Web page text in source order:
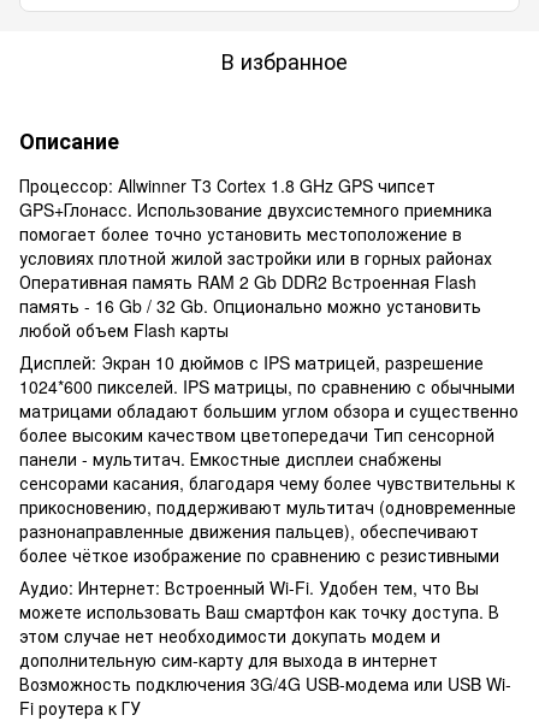
В избранное
Описание
Процессор: Allwinner T3 Сortex 1.8 GHz GPS чипсет
GPS+Глонасс. Использование двухсистемного приемника
помогает более точно установить местоположение в
условиях плотной жилой застройки или в горных районах
Оперативная память RAM 2 Gb DDR2 Встроенная Flash
память - 16 Gb / 32 Gb. Опционально можно установить
любой объем Flash карты
Дисплей: Экран 10 дюймов с IPS матрицей, разрешение
1024*600 пикселей. IPS матрицы, по сравнению с обычными
матрицами обладают большим углом обзора и существенно
более высоким качеством цветопередачи Тип сенсорной
панели - мультитач. Емкостные дисплеи снабжены
сенсорами касания, благодаря чему более чувствительны к
прикосновению, поддерживают мультитач (одновременные
разнонаправленные движения пальцев), обеспечивают
более чёткое изображение по сравнению с резистивными
Аудио: Интернет: Встроенный Wi-Fi. Удобен тем, что Вы
можете использовать Ваш смартфон как точку доступа. В
этом случае нет необходимости докупать модем и
дополнительную сим-карту для выхода в интернет
Возможность подключения 3G/4G USB-модема или USB Wi-
Fi роутера к ГУ